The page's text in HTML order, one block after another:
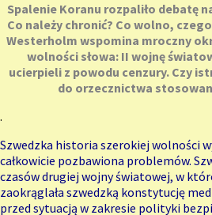
Spalenie Koranu rozpaliło debatę
Co należy chronić? Co wolno,
Westerholm wspomina mroczny
wolności słowa: II wojnę
ucierpieli z powodu cenzury. Czy
do orzecznictwa
.
Szwedzka historia szerokiej wolności
całkowicie pozbawiona problemów.
czasów drugiej wojny światowej, w
zaokrąglała szwedzką konstytucję
przed sytuacją w zakresie polityki